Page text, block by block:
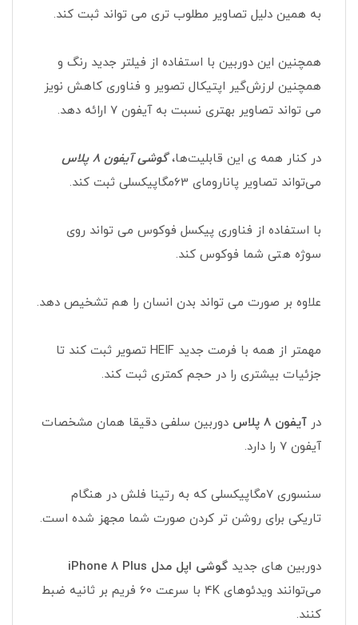
به همین دلیل تصاویر مطلوب تری می تواند ثبت کند.
همچنین این دوربین با استفاده از فیلتر جدید رنگ و
همچنین لرزش‌گیر اپتیکال تصویر و فناوری کاهش نویز
می تواند تصاویر بهتری نسبت به آیفون 7 ارائه دهد.
در کنار همه ی این قابلیت‌ها،گوشی آیفون 8 پلاس
می‌تواند تصاویر پانارومای 63مگاپیکسلی ثبت کند.
با استفاده از فناوری پیکسل فوکوس می تواند روی
سوژه هتی شما فوکوس کند.
علاوه بر صورت می تواند بدن انسان را هم تشخیص دهد.
مهمتر از همه با فرمت‌ جدید HEIF تصویر ثبت کند تا
جزئیات بیشتری را در حجم کمتری ثبت کند.
در آیفون 8 پلاس
دوربین سلفی دقیقا همان مشخصات
آیفون 7 را دارد.
سنسوری 7مگاپیکسلی که به رتینا فلش در هنگام
تاریکی برای روشن تر کردن صورت شما مجهز شده است.
دوربین های جدید گوشی اپل مدل iPhone 8 Plus
می‌توانند ویدئوهای 4K با سرعت 60 فریم بر ثانیه ضبط
کنند.